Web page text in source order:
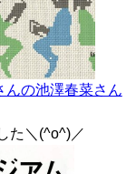
んの池澤春菜さん
た＼(^o^)／